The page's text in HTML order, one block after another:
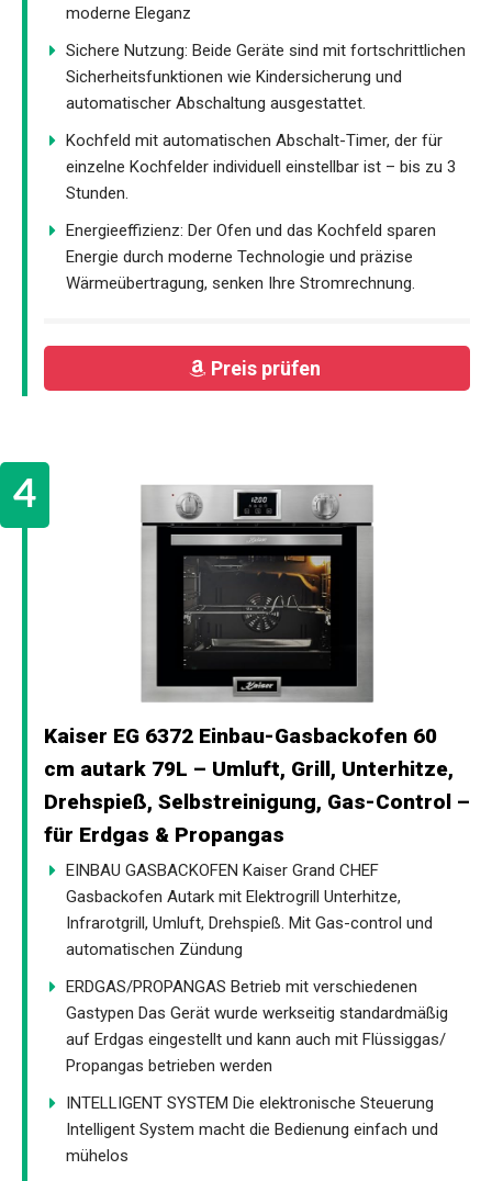
moderne Eleganz
Sichere Nutzung: Beide Geräte sind mit fortschrittlichen
Sicherheitsfunktionen wie Kindersicherung und
automatischer Abschaltung ausgestattet.
Kochfeld mit automatischen Abschalt-Timer, der für
einzelne Kochfelder individuell einstellbar ist – bis zu 3
Stunden.
Energieeffizienz: Der Ofen und das Kochfeld sparen
Energie durch moderne Technologie und präzise
Wärmeübertragung, senken Ihre Stromrechnung.
Preis prüfen
Kaiser EG 6372 Einbau-Gasbackofen 60
cm autark 79L – Umluft, Grill, Unterhitze,
Drehspieß, Selbstreinigung, Gas-Control –
für Erdgas & Propangas
EINBAU GASBACKOFEN Kaiser Grand CHEF
Gasbackofen Autark mit Elektrogrill Unterhitze,
Infrarotgrill, Umluft, Drehspieß. Mit Gas-control und
automatischen Zündung
ERDGAS/PROPANGAS Betrieb mit verschiedenen
Gastypen Das Gerät wurde werkseitig standardmäßig
auf Erdgas eingestellt und kann auch mit Flüssiggas/
Propangas betrieben werden
INTELLIGENT SYSTEM Die elektronische Steuerung
Intelligent System macht die Bedienung einfach und
mühelos